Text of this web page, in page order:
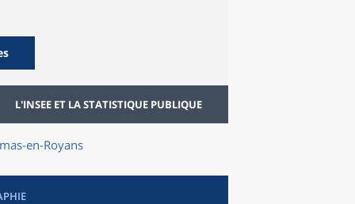
L'INSEE ET LA STATISTIQUE PUBLIQUE
en-Royans